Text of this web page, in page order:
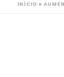
INÍCIO »